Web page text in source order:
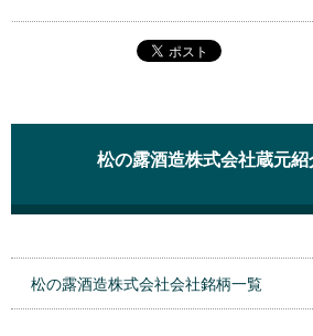
松の露酒造株式会社蔵元
松の露酒造株式会社会社銘柄一覧